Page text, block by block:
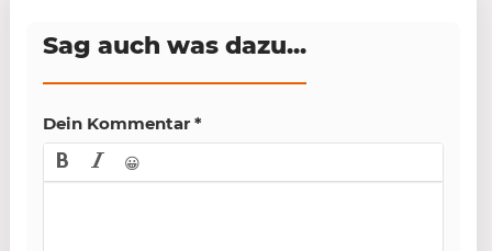
Sag auch was dazu...
Dein Kommentar *
😀